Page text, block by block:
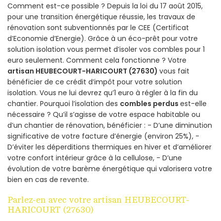
Comment est-ce possible ? Depuis la loi du 17 août 2015,
pour une transition énergétique réussie, les travaux de
rénovation sont subventionnés par le CEE (Certificat
d’Economie d’Energie). Grâce à un éco-prêt pour votre
solution isolation vous permet d’isoler vos combles pour 1
euro seulement. Comment cela fonctionne ? Votre
artisan HEUBECOURT-HARICOURT (27630) vous fait
bénéficier de ce crédit d’impôt pour votre solution
isolation. Vous ne lui devrez qu’1 euro à régler à la fin du
chantier. Pourquoi l’isolation des combles perdus est-elle
nécessaire ? Qu’il s’agisse de votre espace habitable ou
d’un chantier de rénovation, bénéficier : - D’une diminution
significative de votre facture d’énergie (environ 25%), -
D’éviter les déperditions thermiques en hiver et d’améliorer
votre confort intérieur grâce à la cellulose, - D’une
évolution de votre barème énergétique qui valorisera votre
bien en cas de revente.
Parlez-en avec votre artisan HEUBECOURT-
HARICOURT (27630)